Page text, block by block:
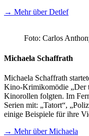
→ Mehr über Detlef
Foto: Carlos
Michaela Schaffrath
Michaela Schaffrath
Kino-Krimikomödie „Der
Kinorollen folgten. Im
Serien mit: „Tatort“,
einige Beispiele für ihre
→ Mehr über Michaela